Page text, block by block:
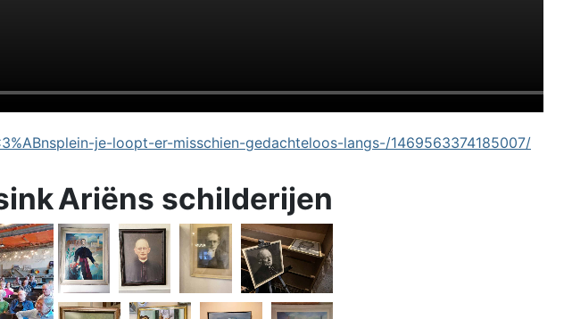
je-loopt-er-misschien-gedachteloos-langs-/1469563374185007/
Ariëns schilderijen